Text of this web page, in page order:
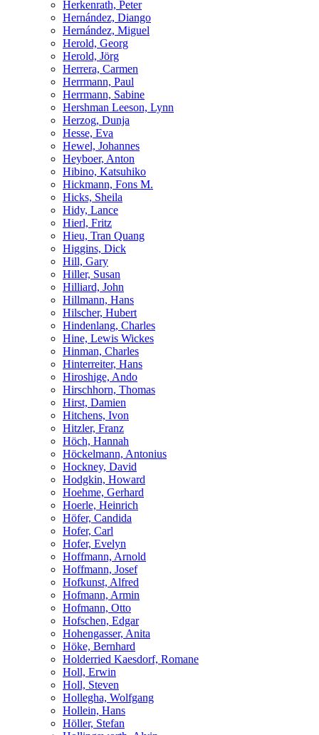
Herkenrath, Peter
Hernández, Diango
Hernández, Miguel
Herold, Georg
Herold, Jörg
Herrera, Carmen
Herrmann, Paul
Herrmann, Sabine
Hershman Leeson, Lynn
Herzog, Dunja
Hesse, Eva
Hewel, Johannes
Heyboer, Anton
Hibino, Katsuhiko
Hickmann, Fons M.
Hicks, Sheila
Hidy, Lance
Hierl, Fritz
Hieu, Tran Quang
Higgins, Dick
Hill, Gary
Hiller, Susan
Hilliard, John
Hillmann, Hans
Hilscher, Hubert
Hindenlang, Charles
Hine, Lewis Wickes
Hinman, Charles
Hinterreiter, Hans
Hiroshige, Ando
Hirschhorn, Thomas
Hirst, Damien
Hitchens, Ivon
Hitzler, Franz
Höch, Hannah
Höckelmann, Antonius
Hockney, David
Hodgkin, Howard
Hoehme, Gerhard
Hoerle, Heinrich
Höfer, Candida
Hofer, Carl
Hofer, Evelyn
Hoffmann, Arnold
Hoffmann, Josef
Hofkunst, Alfred
Hofmann, Armin
Hofmann, Otto
Hofschen, Edgar
Hohengasser, Anita
Höke, Bernhard
Holderried Kaesdorf, Romane
Holl, Erwin
Holl, Steven
Hollegha, Wolfgang
Hollein, Hans
Höller, Stefan